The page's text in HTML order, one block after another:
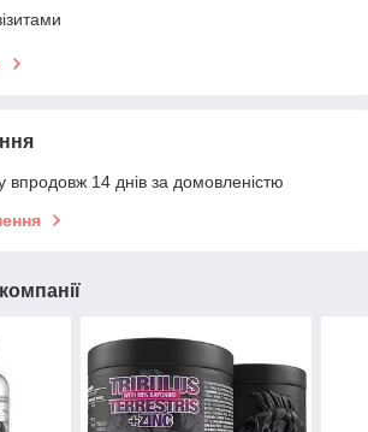
впродовж 14 днів за домовленістю